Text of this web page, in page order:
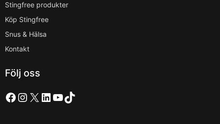
Stingfree produkter
Köp Stingfree
Snus & Hälsa
Kontakt
Följ oss
Facebook
Instagram
X LinkedIn
YouTube
TikTok